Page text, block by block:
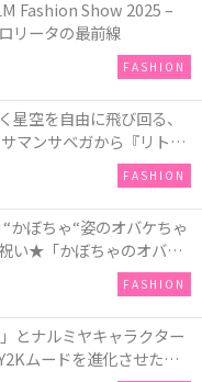
Fashion Show 2025 –
リータの最前線
FASHION
星空を自由に飛び回る、
マンサベガから『リトル
ニバーサリーイヤー』を
FASHION
ぼちゃ“姿のオバケちゃ
い★「かぼちゃのオバケ
売！Q-pot CAFE.では
レート」も登場
FASHION
とナルミヤキャラクター
ムードを進化させた新